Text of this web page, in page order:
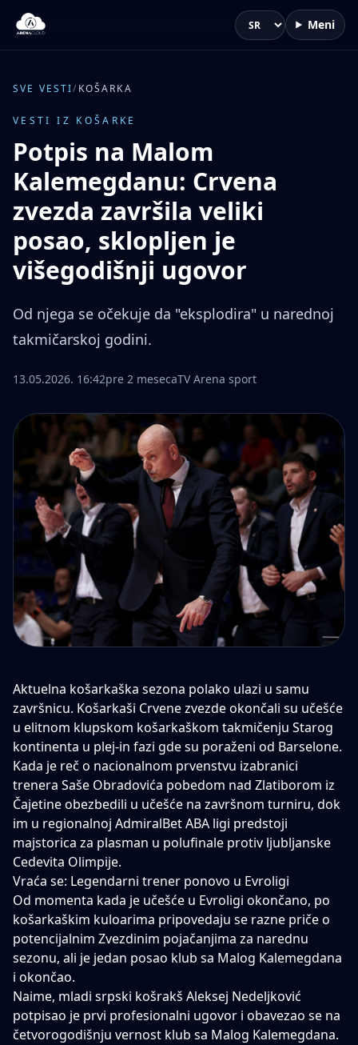
Jezik Meni
SVE VESTI/ KOŠARKA
VESTI IZ KOŠARKE
Potpis na Malom
Kalemegdanu: Crvena
zvezda završila veliki
posao, sklopljen je
višegodišnji ugovor
Od njega se očekuje da "eksplodira" u narednoj
takmičarskoj godini.
13.05.2026. 16:42pre 2 mesecaTV Arena sport
Aktuelna košarkaška sezona polako ulazi u samu
završnicu. Košarkaši Crvene zvezdeokončali su učešće
u elitnom klupskom košarkaškom takmičenju Starog
kontinenta u plej-in fazi gde su poraženi od Barselone.
Kada je reč o nacionalnom prvenstvu izabranici
trenera Saše Obradovića pobedom nad Zlatiborom iz
Čajetine obezbedili u učešće na završnom turniru, dok
im u regionalnoj AdmiralBet ABA ligi predstoji
majstorica za plasman u polufinale protiv ljubljanske
Cedevita Olimpije.
Vraća se: Legendarni trener ponovo u Evroligi
Od momenta kada je učešće u Evroligi okončano, po
košarkaškim kuloarima pripovedaju se razne priče o
potencijalnim Zvezdinim pojačanjima za narednu
sezonu, ali je jedan posao klub sa Malog Kalemegdana
i okončao.
Naime, mladi srpski košrakš Aleksej Nedeljković
potpisao je prvi profesionalni ugovor i obavezao se na
četvorogodišnju vernost klub sa Malog Kalemegdana.